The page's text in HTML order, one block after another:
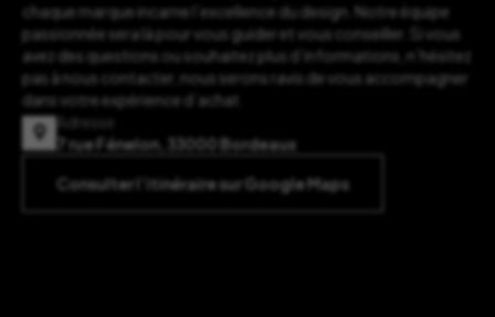
chaque marque incarne l’excellence du design. Notre équipe
passionnée sera là pour vous guider et vous conseiller. Si vous
avez des questions ou souhaitez plus d’informations, n’hésitez
pas à nous contacter, nous serons ravis de vous accompagner
dans votre expérience d’achat.
Adresse
7 rue Fénelon, 33000 Bordeaux
Consulter l’itinéraire sur Google Maps